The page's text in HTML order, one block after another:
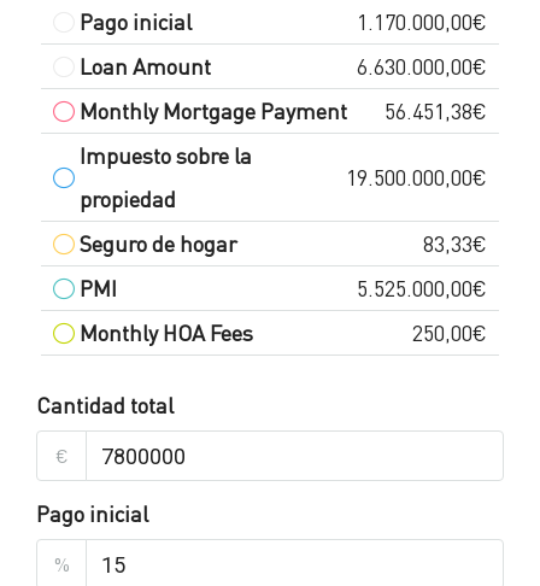
Pago inicial
1.170.000,00€
Loan Amount
6.630.000,00€
Monthly Mortgage Payment
56.451,38€
Impuesto sobre la
propiedad
19.500.000,00€
Seguro de hogar
83,33€
PMI
5.525.000,00€
Monthly HOA Fees
250,00€
Cantidad total
€
Pago inicial
%